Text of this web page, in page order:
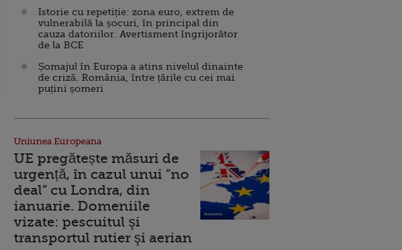
Istorie cu repetiție: zona euro, extrem de
vulnerabilă la șocuri, în principal din
cauza datoriilor. Avertisment îngrijorător
de la BCE
Șomajul în Europa a atins nivelul dinainte
de criză. România, între țările cu cei mai
puțini șomeri
Uniunea Europeana
UE pregătește măsuri de
urgență, în cazul unui ”no
deal” cu Londra, din
ianuarie. Domeniile
vizate: pescuitul şi
transportul rutier şi aerian